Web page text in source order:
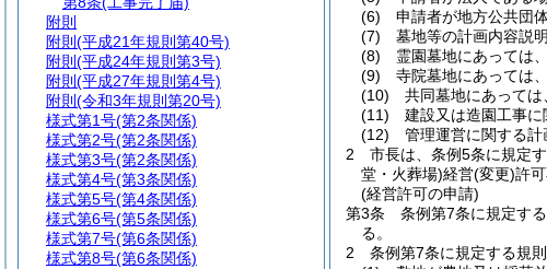
(6)
申請者が地方公共団
(7)
墓地等の計画内容説
(8)
霊園墓地にあっては
(9)
寺院墓地にあっては
(10)
共同墓地にあって
(11)
建設又は造園工事
(12)
管理運営に関する計
2
市長は、条例5条に規定
堂・火葬場)経営(変更)許
(経営許可の申請)
第3条
条例第7条に規定す
る。
2
条例第7条に規定する規
附則
附則 (平成21年規則第40号)
附則 (平成24年規則第3号)
附則 (平成27年規則第4号)
附則 (令和3年規則第20号)
様式第1号(第2条関係)
様式第2号(第2条関係)
様式第3号(第2条関係)
様式第4号(第3条関係)
様式第5号(第4条関係)
様式第6号(第5条関係)
様式第7号(第6条関係)
様式第8号(第6条関係)